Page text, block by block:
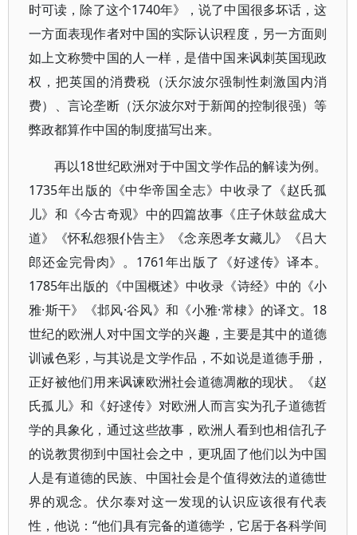
时可读，除了这个1740年》，说了中国很多坏话，这
一方面表现作者对中国的实际认识程度，另一方面则
如上文称赞中国的人一样，是借中国来讽刺英国现政
权，把英国的消费税（沃尔波尔强制性刺激国内消
费）、言论垄断（沃尔波尔对于新闻的控制很强）等
弊政都算作中国的制度描写出来。
再以18世纪欧洲对于中国文学作品的解读为例。
1735年出版的《中华帝国全志》中收录了《赵氏孤
儿》和《今古奇观》中的四篇故事《庄子休鼓盆成大
道》《怀私怨狠仆告主》《念亲恩孝女藏儿》《吕大
郎还金完骨肉》。1761年出版了《好逑传》译本。
1785年出版的《中国概述》中收录《诗经》中的《小
雅·斯干》《邶风·谷风》和《小雅·常棣》的译文。18
世纪的欧洲人对中国文学的兴趣，主要是其中的道德
训诫色彩，与其说是文学作品，不如说是道德手册，
正好被他们用来讽谏欧洲社会道德凋敝的现状。《赵
氏孤儿》和《好逑传》对欧洲人而言实为孔子道德哲
学的具象化，通过这些故事，欧洲人看到也相信孔子
的说教贯彻到中国社会之中，更巩固了他们以为中国
人是有道德的民族、中国社会是个值得效法的道德世
界的观念。伏尔泰对这一发现的认识应该很有代表
性，他说：“他们具有完备的道德学，它居于各科学间